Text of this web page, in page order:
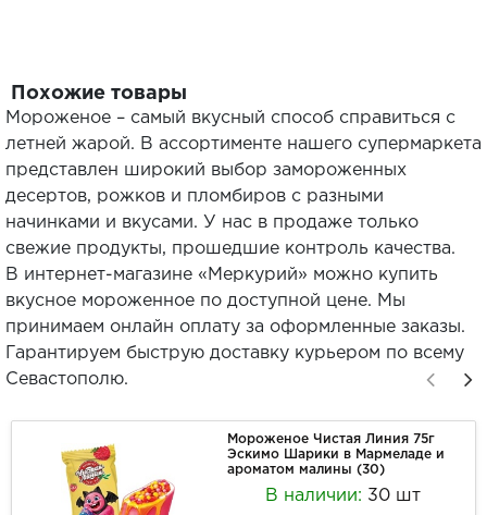
Похожие товары
Мороженое – самый вкусный способ справиться с
летней жарой. В ассортименте нашего супермаркета
представлен широкий выбор замороженных
десертов, рожков и пломбиров с разными
начинками и вкусами. У нас в продаже только
свежие продукты, прошедшие контроль качества.
В интернет-магазине «Меркурий» можно купить
вкусное мороженное по доступной цене. Мы
принимаем онлайн оплату за оформленные заказы.
Гарантируем быструю доставку курьером по всему
Севастополю.
Мороженое Чистая Линия 75г
Эскимо Шарики в Мармеладе и
ароматом малины (30)
В наличии: 30 шт